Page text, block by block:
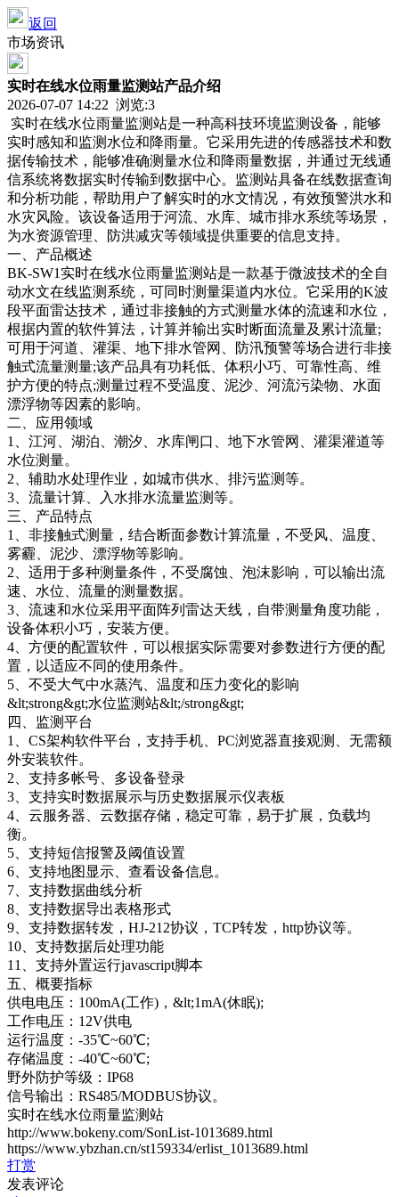
返回
市场资讯
实时在线水位雨量监测站产品介绍
2026-07-07 14:22 浏览:3
实时在线水位雨量监测站是一种高科技环境监测设备，能够
实时感知和监测水位和降雨量。它采用先进的传感器技术和数
据传输技术，能够准确测量水位和降雨量数据，并通过无线通
信系统将数据实时传输到数据中心。监测站具备在线数据查询
和分析功能，帮助用户了解实时的水文情况，有效预警洪水和
水灾风险。该设备适用于河流、水库、城市排水系统等场景，
为水资源管理、防洪减灾等领域提供重要的信息支持。
一、产品概述
BK-SW1实时在线水位雨量监测站是一款基于微波技术的全自
动水文在线监测系统，可同时测量渠道内水位。它采用的K波
段平面雷达技术，通过非接触的方式测量水体的流速和水位，
根据内置的软件算法，计算并输出实时断面流量及累计流量;
可用于河道、灌渠、地下排水管网、防汛预警等场合进行非接
触式流量测量;该产品具有功耗低、体积小巧、可靠性高、维
护方便的特点;测量过程不受温度、泥沙、河流污染物、水面
漂浮物等因素的影响。
二、应用领域
1、江河、湖泊、潮汐、水库闸口、地下水管网、灌渠灌道等
水位测量。
2、辅助水处理作业，如城市供水、排污监测等。
3、流量计算、入水排水流量监测等。
三、产品特点
1、非接触式测量，结合断面参数计算流量，不受风、温度、
雾霾、泥沙、漂浮物等影响。
2、适用于多种测量条件，不受腐蚀、泡沫影响，可以输出流
速、水位、流量的测量数据。
3、流速和水位采用平面阵列雷达天线，自带测量角度功能，
设备体积小巧，安装方便。
4、方便的配置软件，可以根据实际需要对参数进行方便的配
置，以适应不同的使用条件。
5、不受大气中水蒸汽、温度和压力变化的影响
&lt;strong&gt;水位监测站&lt;/strong&gt;
四、监测平台
1、CS架构软件平台，支持手机、PC浏览器直接观测、无需额
外安装软件。
2、支持多帐号、多设备登录
3、支持实时数据展示与历史数据展示仪表板
4、云服务器、云数据存储，稳定可靠，易于扩展，负载均
衡。
5、支持短信报警及阈值设置
6、支持地图显示、查看设备信息。
7、支持数据曲线分析
8、支持数据导出表格形式
9、支持数据转发，HJ-212协议，TCP转发，http协议等。
10、支持数据后处理功能
11、支持外置运行javascript脚本
五、概要指标
供电电压：100mA(工作)，&lt;1mA(休眠);
工作电压：12V供电
运行温度：-35℃~60℃;
存储温度：-40℃~60℃;
野外防护等级：IP68
信号输出：RS485/MODBUS协议。
实时在线水位雨量监测站
http://www.bokeny.com/SonList-1013689.html
https://www.ybzhan.cn/st159334/erlist_1013689.html
打赏
发表评论